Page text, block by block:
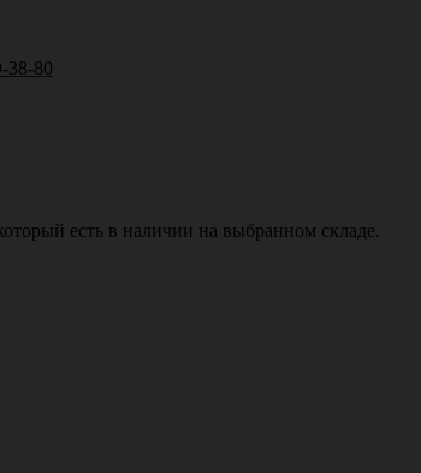
38-80
есть в наличии на выбранном складе.